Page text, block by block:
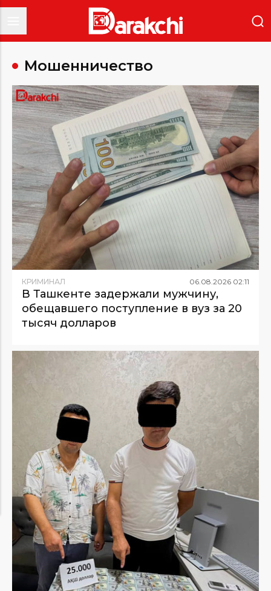
Мошенничество
КРИМИНАЛ 06 08 2026 02:11
В Ташкенте задержали мужчину,
обещавшего поступление в вуз за 20
тысяч долларов